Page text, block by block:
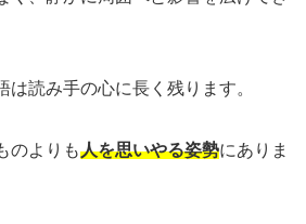
は読み手の心に長く残ります。
のよりも人を思いやる姿勢にありま